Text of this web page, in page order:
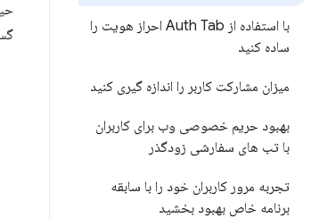
با استفاده از Auth Tab احراز هویت را
ساده کنید
میزان مشارکت کاربر را اندازه گیری کنید
بهبود حریم خصوصی وب برای کاربران
با تب های سفارشی زودگذر
تجربه مرور کاربران خود را با سابقه
برنامه خاص بهبود بخشید